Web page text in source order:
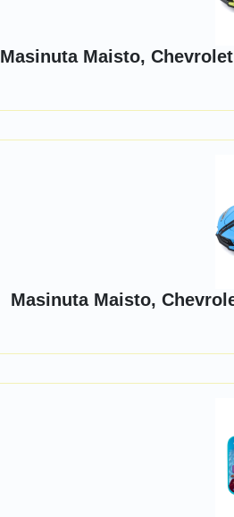
Masinuta Maisto,
Masinuta Maisto,